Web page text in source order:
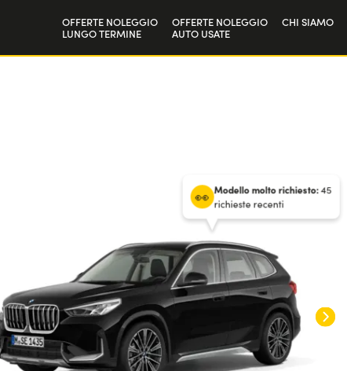
OFFERTE NOLEGGIO
LUNGO TERMINE
OFFERTE NOLEGGIO
AUTO USATE
CHI SIAMO
Modello molto richiesto:45
richieste recenti